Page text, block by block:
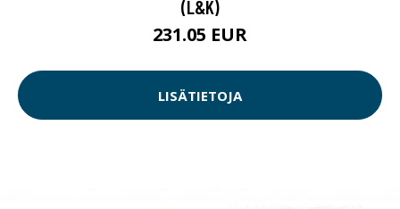
(L&K)
231.05 EUR
LISÄTIETOJA